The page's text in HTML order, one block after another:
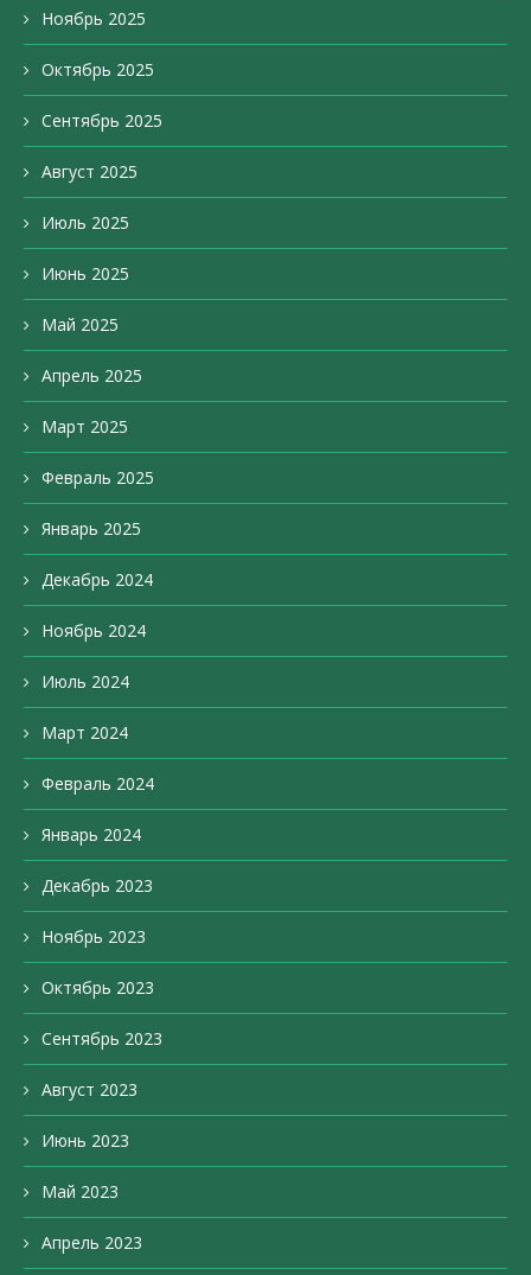
Ноябрь 2025
Октябрь 2025
Сентябрь 2025
Август 2025
Июль 2025
Июнь 2025
Май 2025
Апрель 2025
Март 2025
Февраль 2025
Январь 2025
Декабрь 2024
Ноябрь 2024
Июль 2024
Март 2024
Февраль 2024
Январь 2024
Декабрь 2023
Ноябрь 2023
Октябрь 2023
Сентябрь 2023
Август 2023
Июнь 2023
Май 2023
Апрель 2023